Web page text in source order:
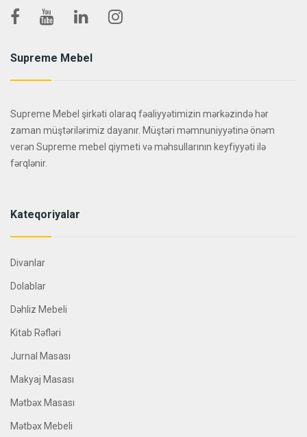
Supreme Mebel
Supreme Mebel şirkəti olaraq fəaliyyətimizin mərkəzində hər
zaman müştərilərimiz dayanır. Müştəri məmnuniyyətinə önəm
verən Supreme mebel qiymeti və məhsullarının keyfiyyəti ilə
fərqlənir.
Kateqoriyalar
Divanlar
Dolablar
Dəhliz Mebeli
Kitab Rəfləri
Jurnal Masası
Makyaj Masası
Mətbəx Masası
Mətbəx Mebeli